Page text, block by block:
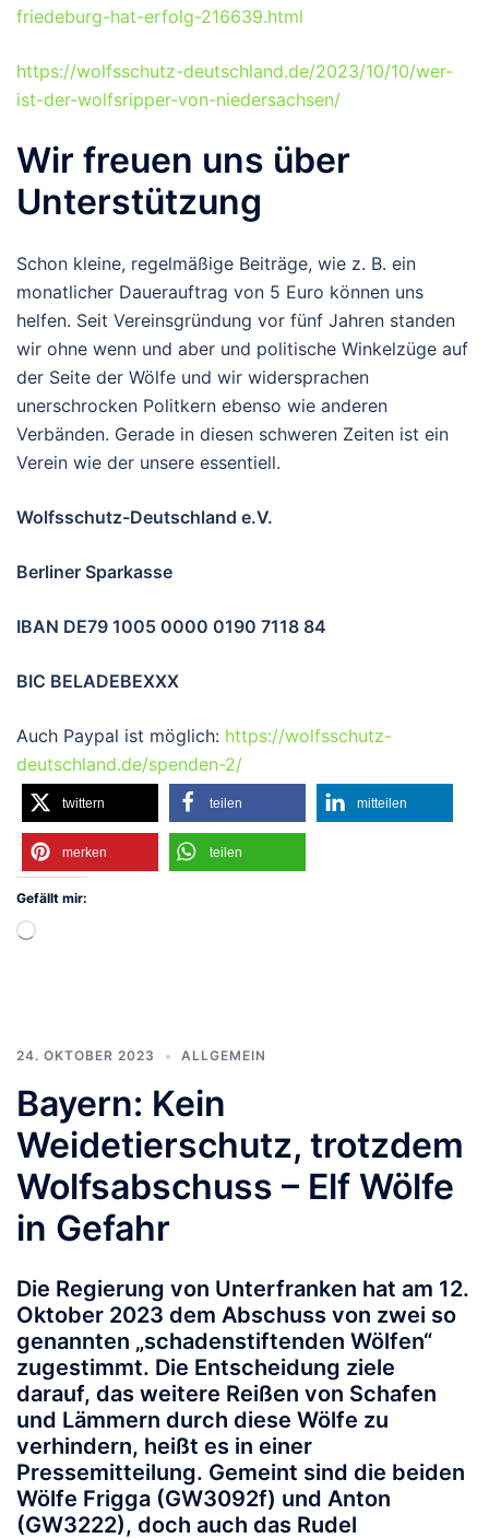
friedeburg-hat-erfolg-216639.html
https://wolfsschutz-deutschland.de/2023/10/10/wer-
ist-der-wolfsripper-von-niedersachsen/
Wir freuen uns über
Unterstützung
Schon kleine, regelmäßige Beiträge, wie z. B. ein
monatlicher Dauerauftrag von 5 Euro können uns
helfen. Seit Vereinsgründung vor fünf Jahren standen
wir ohne wenn und aber und politische Winkelzüge auf
der Seite der Wölfe und wir widersprachen
unerschrocken Politkern ebenso wie anderen
Verbänden. Gerade in diesen schweren Zeiten ist ein
Verein wie der unsere essentiell.
Wolfsschutz-Deutschland e.V.
Berliner Sparkasse
IBAN DE79 1005 0000 0190 7118 84
BIC BELADEBEXXX
Auch Paypal ist möglich: https://wolfsschutz-
deutschland.de/spenden-2/
twittern teilen mitteilen
merken teilen
Gefällt mir:
Wird
24. OKTOBER 2023 ALLGEMEIN
Bayern: Kein
Weidetierschutz, trotzdem
Wolfsabschuss – Elf Wölfe
in Gefahr
Die Regierung von Unterfranken hat am 12.
Oktober 2023 dem Abschuss von zwei so
genannten „schadenstiftenden Wölfen“
zugestimmt. Die Entscheidung ziele
darauf, das weitere Reißen von Schafen
und Lämmern durch diese Wölfe zu
verhindern, heißt es in einer
Pressemitteilung. Gemeint sind die beiden
Wölfe Frigga (GW3092f) und Anton
(GW3222), doch auch das Rudel